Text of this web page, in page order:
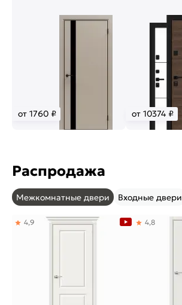
от 1760 ₽ от 10374 ₽
Распродажа
Межкомнатные двери Входные двери
4,9 4,8